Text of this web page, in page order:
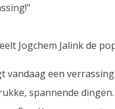
Jogchem Jalink de
vandaag een
spannende